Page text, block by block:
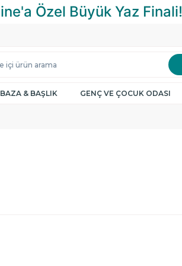
BAZA & BAŞLIK GENÇ VE ÇOCUK ODASI